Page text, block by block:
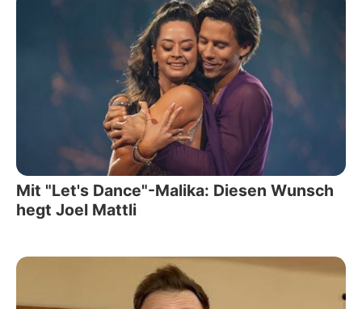
Mit "Let's Dance"-Malika: Diesen Wunsch
hegt Joel Mattli